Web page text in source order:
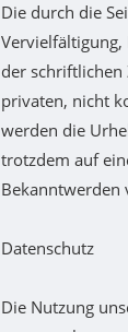
Die durch die
der schriftlichen
privaten, nicht
werden die
trotzdem auf
Bekanntwerden
Datenschutz
Die Nutzung